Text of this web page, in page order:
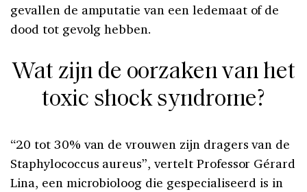
gevallen de amputatie van een ledemaat of de
dood tot gevolg hebben.
Wat zijn de oorzaken van het
toxic shock syndrome?
“20 tot 30% van de vrouwen zijn dragers van de
Staphylococcus aureus”, vertelt Professor Gérard
Lina, een microbioloog die gespecialiseerd is in